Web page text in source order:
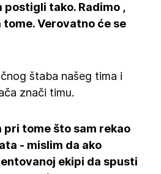
postigli tako. Radimo ,
Verovatno će se
štaba našeg tima i
znači timu.
pri tome što sam rekao
- mislim da ako
ekipi da spusti